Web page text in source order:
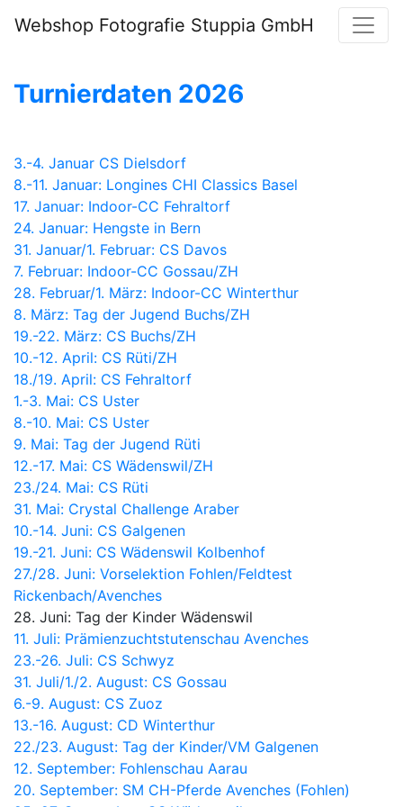
Webshop Fotografie Stuppia GmbH
Turnierdaten 2026
3.-4. Januar CS Dielsdorf
8.-11. Januar: Longines CHI Classics Basel
17. Januar: Indoor-CC Fehraltorf
24. Januar: Hengste in Bern
31. Januar/1. Februar: CS Davos
7. Februar: Indoor-CC Gossau/ZH
28. Februar/1. März: Indoor-CC Winterthur
8. März: Tag der Jugend Buchs/ZH
19.-22. März: CS Buchs/ZH
10.-12. April: CS Rüti/ZH
18./19. April: CS Fehraltorf
1.-3. Mai: CS Uster
8.-10. Mai: CS Uster
9. Mai: Tag der Jugend Rüti
12.-17. Mai: CS Wädenswil/ZH
23./24. Mai: CS Rüti
31. Mai: Crystal Challenge Araber
10.-14. Juni: CS Galgenen
19.-21. Juni: CS Wädenswil Kolbenhof
27./28. Juni: Vorselektion Fohlen/Feldtest
Rickenbach/Avenches
28. Juni: Tag der Kinder Wädenswil
11. Juli: Prämienzuchtstutenschau Avenches
23.-26. Juli: CS Schwyz
31. Juli/1./2. August: CS Gossau
6.-9. August: CS Zuoz
13.-16. August: CD Winterthur
22./23. August: Tag der Kinder/VM Galgenen
12. September: Fohlenschau Aarau
20. September: SM CH-Pferde Avenches (Fohlen)